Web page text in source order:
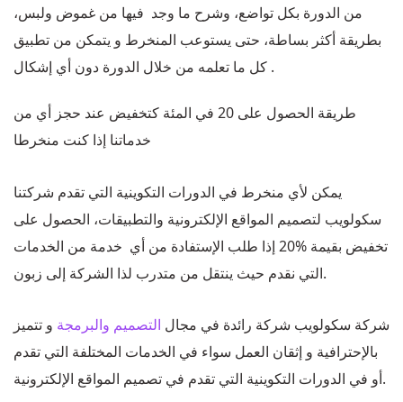
من الدورة بكل تواضع، وشرح ما وجد فيها من غموض ولبس،
بطريقة أكثر بساطة، حتى يستوعب المنخرط و يتمكن من تطبيق
كل ما تعلمه من خلال الدورة دون أي إشكال .
طريقة الحصول على 20 في المئة كتخفيض عند حجز أي من
خدماتنا إذا كنت منخرطا
يمكن لأي منخرط في الدورات التكوينية التي تقدم شركتنا
سكولويب لتصميم المواقع الإلكترونية والتطبيقات، الحصول على
تخفيض بقيمة %20 إذا طلب الإستفادة من أي خدمة من الخدمات
التي نقدم حيث ينتقل من متدرب لذا الشركة إلى زبون.
شركة سكولويب شركة رائدة في مجال التصميم والبرمجة و تتميز
بالإحترافية و إثقان العمل سواء في الخدمات المختلفة التي تقدم
أو في الدورات التكوينية التي تقدم في تصميم المواقع الإلكترونية.